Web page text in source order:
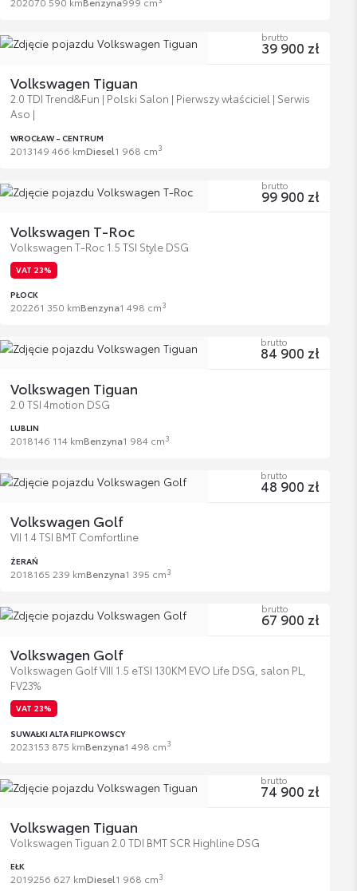
Volkswagen Tiguan
2.0 TDI Trend&Fun | Polski Salon | Pierwszy właściciel | Serwis
Aso |
WROCŁAW - CENTRUM
2013149 466 kmDiesel1 968 cm3
brutto
39 900 zł
Volkswagen T-Roc
Volkswagen T-Roc 1.5 TSI Style DSG
VAT 23%
PŁOCK
202261 350 kmBenzyna1 498 cm3
brutto
99 900 zł
Volkswagen Tiguan
2.0 TSI 4motion DSG
LUBLIN
2018146 114 kmBenzyna1 984 cm3
brutto
84 900 zł
Volkswagen Golf
VII 1.4 TSI BMT Comfortline
ŻERAŃ
2018165 239 kmBenzyna1 395 cm3
brutto
48 900 zł
Volkswagen Golf
Volkswagen Golf VIII 1.5 eTSI 130KM EVO Life DSG, salon PL,
FV23%
VAT 23%
SUWAŁKI ALTA FILIPKOWSCY
2023153 875 kmBenzyna1 498 cm3
brutto
67 900 zł
Volkswagen Tiguan
Volkswagen Tiguan 2.0 TDI BMT SCR Highline DSG
EŁK
2019256 627 kmDiesel1 968 cm3
brutto
74 900 zł